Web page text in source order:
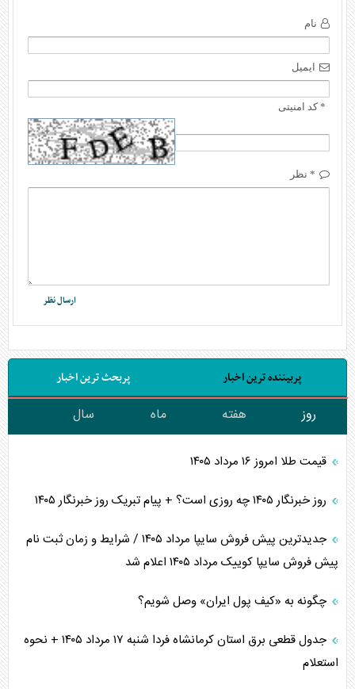
نام
ایمیل
* کد امنیتی
* نظر
پربیننده ترین اخبار پربحث ترین اخبار
روز هفته ماه سال
قیمت طلا امروز ۱۶ مرداد ۱۴۰۵
روز خبرنگار ۱۴۰۵ چه روزی است؟ + پیام تبریک روز خبرنگار ۱۴۰۵
جدیدترین پیش فروش سایپا مرداد ۱۴۰۵ / شرایط و زمان ثبت نام
پیش فروش سایپا کوییک مرداد ۱۴۰۵ اعلام شد
چگونه به «کیف پول ایران» وصل شویم؟
جدول قطعی برق استان کرمانشاه فردا شنبه ۱۷ مرداد ۱۴۰۵ + نحوه
استعلام